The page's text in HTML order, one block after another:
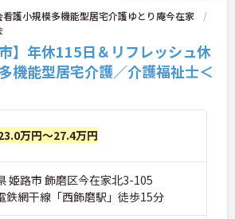
護小規模多機能型居宅介護ゆとり庵今在家
】年休115日＆リフレッシュ休
機能型居宅介護／介護福祉士＜
万円～27.4万円
姫路市 飾磨区今在家北3-105
鉄網干線「西飾磨駅」徒歩15分